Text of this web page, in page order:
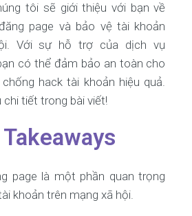
tôi sẽ giới thiệu với bạn về
page và bảo vệ tài khoản
Với sự hỗ trợ của dịch vụ
có thể đảm bảo an toàn cho
hack tài khoản hiệu quả.
chi tiết trong bài viết!
page là một phần quan trọng
khoản trên mạng xã hội.